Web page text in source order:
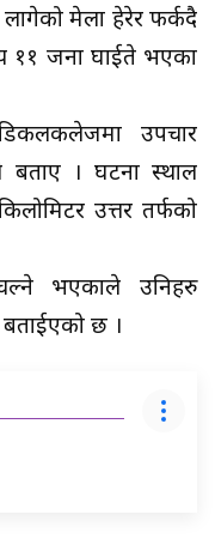
मेला हेरेर फर्कदै
११ जना घाईते भएका
उपचार
बताए । घटना स्थाल
उत्तर तर्फको
भएकाले उनिहरु
छ ।